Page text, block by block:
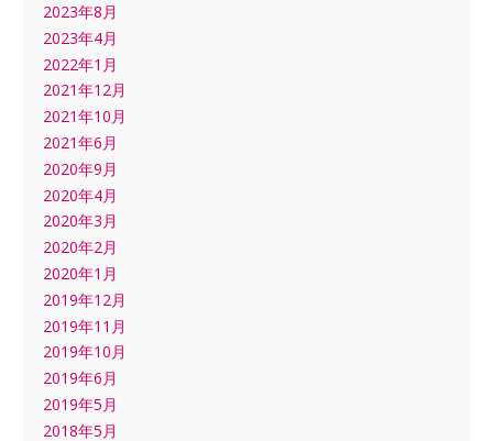
2023年8月
2023年4月
2022年1月
2021年12月
2021年10月
2021年6月
2020年9月
2020年4月
2020年3月
2020年2月
2020年1月
2019年12月
2019年11月
2019年10月
2019年6月
2019年5月
2018年5月